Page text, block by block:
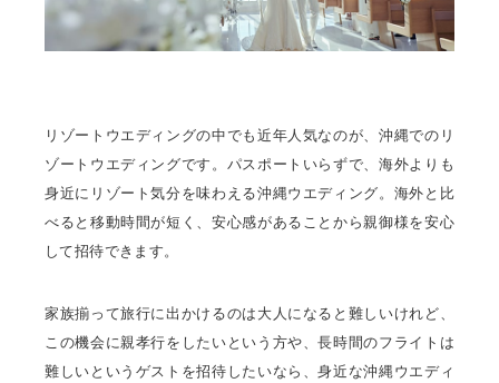
リゾートウエディングの中でも近年人気なのが、沖縄でのリ
ゾートウエディングです。パスポートいらずで、海外よりも
身近にリゾート気分を味わえる沖縄ウエディング。海外と比
べると移動時間が短く、安心感があることから親御様を安心
して招待できます。
家族揃って旅行に出かけるのは大人になると難しいけれど、
この機会に親孝行をしたいという方や、長時間のフライトは
難しいというゲストを招待したいなら、身近な沖縄ウエディ